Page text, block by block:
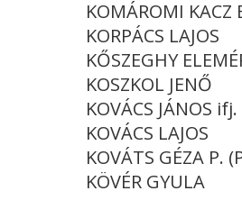
KOMÁROMI KACZ
KORPÁCS LAJOS
KŐSZEGHY
KOSZKOL JENŐ
KOVÁCS JÁNOS ifj.
KOVÁCS LAJOS
KOVÁTS GÉZA P.
KÖVÉR GYULA